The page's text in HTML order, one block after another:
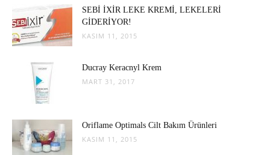
SEBİ İXİR LEKE KREMİ, LEKELERİ
GİDERİYOR!
KASIM 11, 2015
Ducray Keracnyl Krem
MART 31, 2017
Oriflame Optimals Cilt Bakım Ürünleri
KASIM 11, 2015